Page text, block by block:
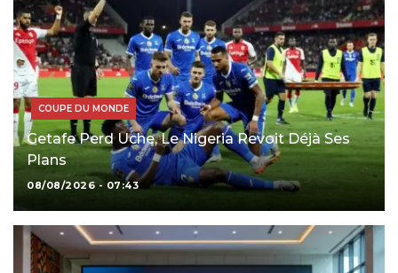
COUPE DU MONDE
Getafe Perd Uche, Le Nigeria Revoit Déjà Ses
Plans
08/08/2026 - 07:43